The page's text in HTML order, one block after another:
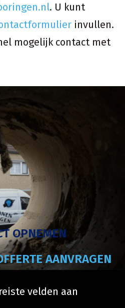
. U kunt
invullen.
mogelijk contact met
OPNEMEN
AANVRAGEN
velden aan